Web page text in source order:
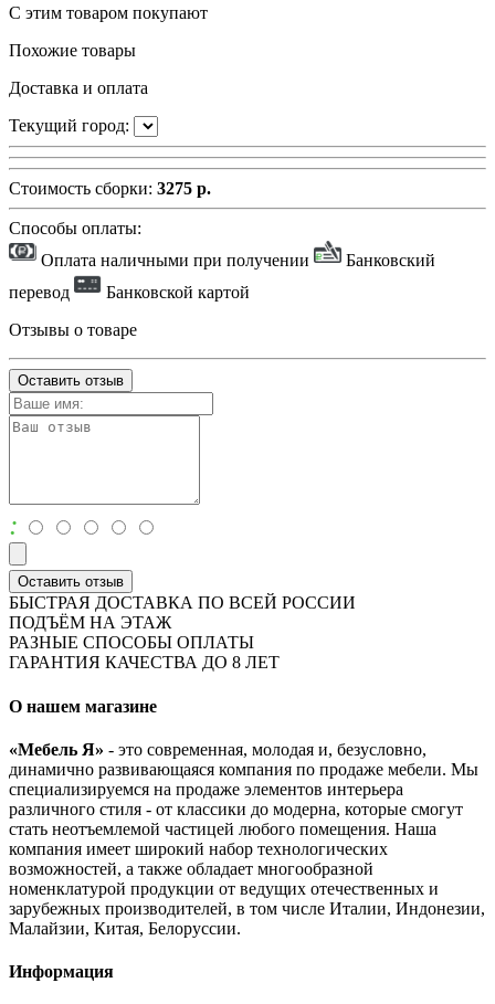
С этим товаром покупают
Похожие товары
Доставка и оплата
Текущий город:
Стоимость сборки: 3275 р.
Способы оплаты:
Оплата наличными при получении
Банковский
перевод
Банковской картой
Отзывы о товаре
Оставить отзыв
:
Оставить отзыв
БЫСТРАЯ ДОСТАВКА ПО ВСЕЙ РОССИИ
ПОДЪЁМ НА ЭТАЖ
РАЗНЫЕ СПОСОБЫ ОПЛАТЫ
ГАРАНТИЯ КАЧЕСТВА ДО 8 ЛЕТ
О нашем магазине
«Мебель Я» - это современная, молодая и, безусловно,
динамично развивающаяся компания по продаже мебели. Мы
специализируемся на продаже элементов интерьера
различного стиля - от классики до модерна, которые смогут
стать неотъемлемой частицей любого помещения. Наша
компания имеет широкий набор технологических
возможностей, а также обладает многообразной
номенклатурой продукции от ведущих отечественных и
зарубежных производителей, в том числе Италии, Индонезии,
Малайзии, Китая, Белоруссии.
Информация